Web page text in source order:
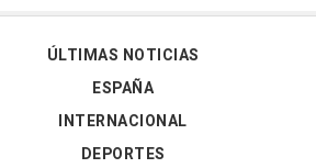
ÚLTIMAS NOTICIAS
ESPAÑA
INTERNACIONAL
DEPORTES